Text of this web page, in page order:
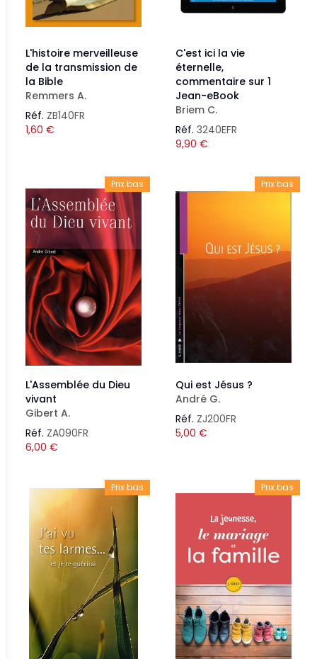
L'histoire merveilleuse
de la transmission de
la Bible
Remmers A.
Réf. ZB140FR
1,60 €
C'est ici la vie
éternelle,
commentaire sur 1
Jean-eBook
Briem C.
Réf. 3240EFR
9,90 €
Prix bas
L'Assemblée du Dieu
vivant
Gibert A.
Réf. ZA090FR
6,00 €
Prix bas
Qui est Jésus ?
André G.
Réf. ZJ200FR
5,00 €
Prix bas Prix bas